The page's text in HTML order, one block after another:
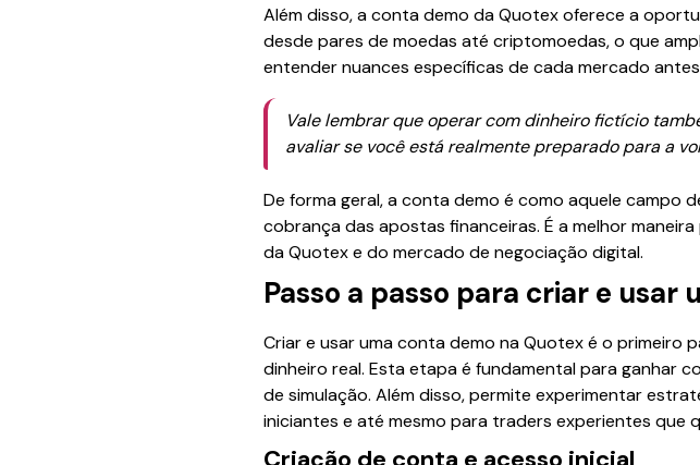
Além disso, a conta demo da Quotex oferece a
desde pares de moedas até criptomoedas, o que
entender nuances específicas de cada mercado
Vale lembrar que operar com dinheiro fictício
avaliar se você está realmente preparado para a
De forma geral, a conta demo é como aquele
cobrança das apostas financeiras. É a melhor
da Quotex e do mercado de negociação digital.
Passo a passo para criar e
Criar e usar uma conta demo na Quotex é o primeiro
dinheiro real. Esta etapa é fundamental para ganhar
de simulação. Além disso, permite experimentar
iniciantes e até mesmo para traders experientes que